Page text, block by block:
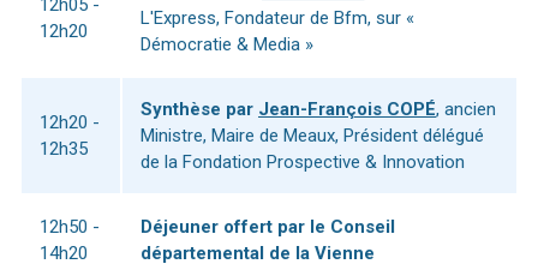
12h05 -
12h20
L'Express, Fondateur de Bfm, sur «
Démocratie & Media »
12h20 -
12h35
Synthèse par Jean-François COPÉ, ancien
Ministre, Maire de Meaux, Président délégué
de la Fondation Prospective & Innovation
12h50 -
14h20
Déjeuner offert par le Conseil
départemental de la Vienne